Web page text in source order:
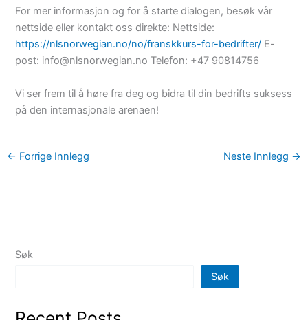
For mer informasjon og for å starte dialogen, besøk vår
nettside eller kontakt oss direkte: Nettside:
https://nlsnorwegian.no/no/franskkurs-for-bedrifter/ E-
post: info@nlsnorwegian.no Telefon: +47 90814756
Vi ser frem til å høre fra deg og bidra til din bedrifts suksess
på den internasjonale arenaen!
← Forrige Innlegg Neste Innlegg →
Søk
Søk